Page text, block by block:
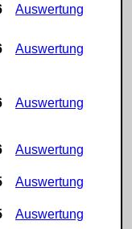
Auswertung
Auswertung
Auswertung
Auswertung
Auswertung
Auswertung